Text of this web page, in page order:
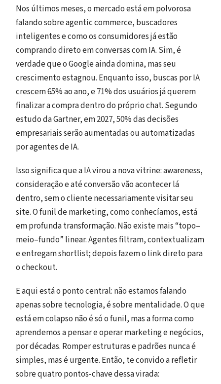
Nos últimos meses, o mercado está em polvorosa
falando sobre agentic commerce, buscadores
inteligentes e como os consumidores já estão
comprando direto em conversas com IA. Sim, é
verdade que o Google ainda domina, mas seu
crescimento estagnou. Enquanto isso, buscas por IA
crescem 65% ao ano, e 71% dos usuários já querem
finalizar a compra dentro do próprio chat. Segundo
estudo da Gartner, em 2027, 50% das decisões
empresariais serão aumentadas ou automatizadas
por agentes de IA.
Isso significa que a IA virou a nova vitrine: awareness,
consideração e até conversão vão acontecer lá
dentro, sem o cliente necessariamente visitar seu
site. O funil de marketing, como conhecíamos, está
em profunda transformação. Não existe mais “topo–
meio–fundo” linear. Agentes filtram, contextualizam
e entregam shortlist; depois fazem o link direto para
o checkout.
E aqui está o ponto central: não estamos falando
apenas sobre tecnologia, é sobre mentalidade. O que
está em colapso não é só o funil, mas a forma como
aprendemos a pensar e operar marketing e negócios,
por décadas. Romper estruturas e padrões nunca é
simples, mas é urgente. Então, te convido a refletir
sobre quatro pontos-chave dessa virada: